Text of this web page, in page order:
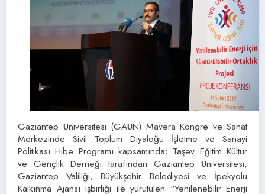
Gaziantep Üniversitesi (GAÜN) Mavera Kongre ve Sanat
Merkezinde Sivil Toplum Diyaloğu İşletme ve Sanayi
Politikası Hibe Programı kapsamında; Taşev Eğitim Kültür
ve Gençlik Derneği tarafından Gaziantep Üniversitesi,
Gaziantep Valiliği, Büyükşehir Belediyesi ve İpekyolu
Kalkınma Ajansı işbirliği ile yürütülen “Yenilenebilir Enerji